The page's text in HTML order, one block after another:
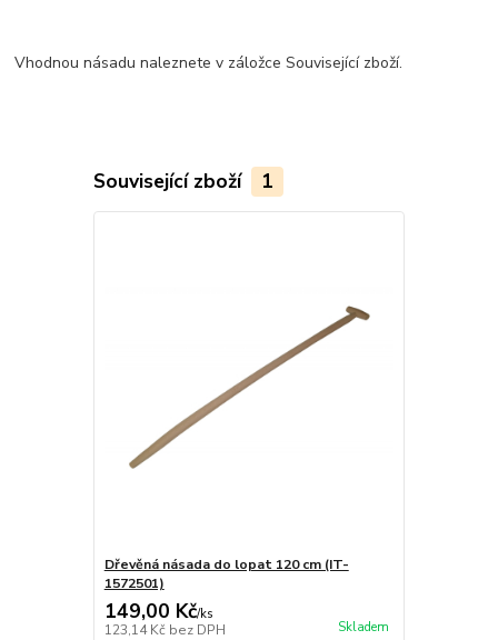
Vhodnou násadu naleznete v záložce Související zboží.
Související zboží 1
Dřevěná násada do lopat 120 cm (IT-
1572501)
149,00 Kč/ks
123,14 Kč bez DPH Skladem